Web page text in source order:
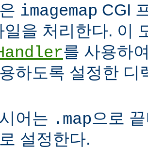
imagemap CGI
일을 처리한다. 이
를 사용하
하도록 설정한 디
어는 .map으로
설정한다.